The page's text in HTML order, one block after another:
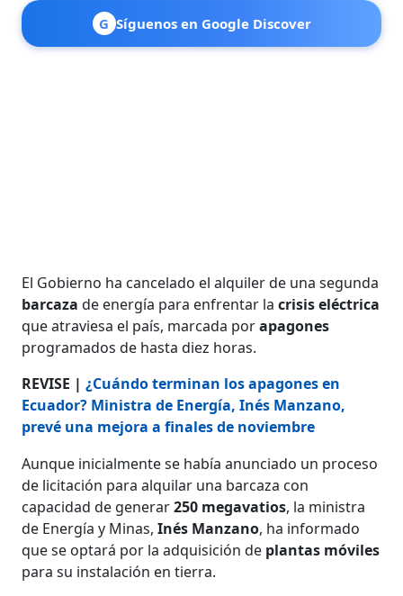
G Síguenos en Google Discover
El Gobierno ha cancelado el alquiler de una segunda
barcaza de energía para enfrentar lacrisiseléctrica
que atraviesa el país, marcada porapagones
programados de hasta diez horas.
REVISE |¿Cuándo terminan los apagones en
Ecuador? Ministra de Energía, Inés Manzano,
prevé una mejora a finales de noviembre
Aunque inicialmente se había anunciado un proceso
de licitación para alquilar una barcaza con
capacidad de generar250 megavatios, la ministra
de Energía y Minas,Inés Manzano, ha informado
que se optará por la adquisición de plantas móviles
para su instalación en tierra.